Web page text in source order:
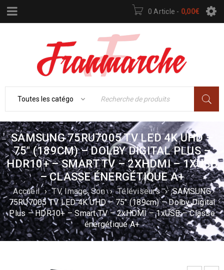
0 Article - 0,00€
SAMSUNG 75RU7005 TV LED 4K UHD –
75″ (189CM) – DOLBY DIGITAL PLUS –
HDR10+ – SMART TV – 2XHDMI – 1XUSB
– CLASSE ÉNERGÉTIQUE A+
Accueil › TV, Image, Son › Téléviseurs › SAMSUNG
75RU7005 TV LED 4K UHD – 75″ (189cm) – Dolby Digital
Plus – HDR10+ – Smart TV – 2xHDMI – 1xUSB – Classe
énergétique A+